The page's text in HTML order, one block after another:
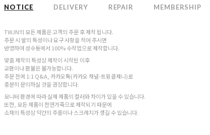
NOTICE
TWJN의 모든 제품은 고객의 주문 후 제작 됩니다.
주문 시 발의 특성이나 요구 사항을 적어 주시면
반영하여 성수동에서 100% 수작업으로 제작합니다.
맞춤 제작의 특성상 제작이 시작된 이후
교환이나 환불은 불가능합니다.
주문 전에 1:1 Q&A, 카카오톡(카카오 채널-트윙클제니)로
충분히 문의하실 것을 권장합니다.
모니터 환경에 따라 실제 제품의 컬러와 차이가 있을 수 있습니다.
또한, 모든 제품이 천연가죽으로 제작되기 때문에
소재의 특성상 약간의 주름이나 스크레치가 생길 수 있습니다.
DELIVERY REPAIR MEMBERSHIP